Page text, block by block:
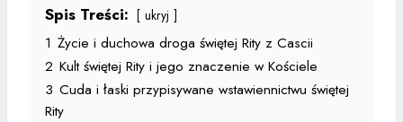
Spis Treści: ukryj
1 Życie i duchowa droga świętej Rity z Cascii
2 Kult świętej Rity i jego znaczenie w Kościele
3 Cuda i łaski przypisywane wstawiennictwu świętej
Rity